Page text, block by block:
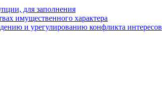
для заполнения
имущественного характера
и урегулированию конфликта интересов